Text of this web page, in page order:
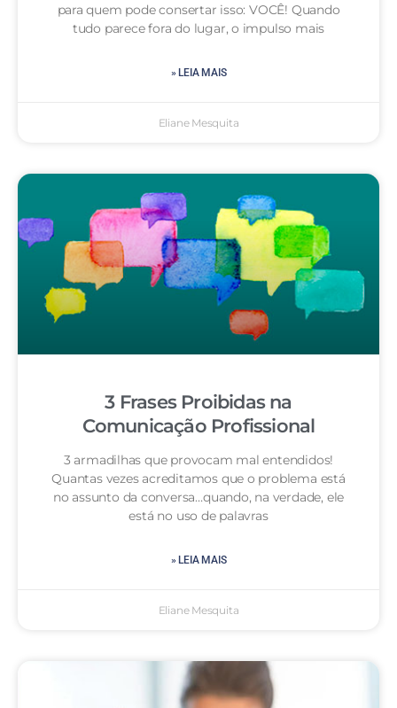
para quem pode consertar isso: VOCÊ! Quando
tudo parece fora do lugar, o impulso mais
» LEIA MAIS
Eliane Mesquita
3 Frases Proibidas na
Comunicação Profissional
3 armadilhas que provocam mal entendidos!
Quantas vezes acreditamos que o problema está
no assunto da conversa…quando, na verdade, ele
está no uso de palavras
» LEIA MAIS
Eliane Mesquita